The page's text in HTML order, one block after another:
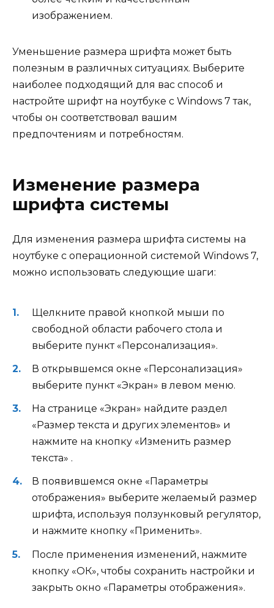
изображением.
Уменьшение размера шрифта может быть
полезным в различных ситуациях. Выберите
наиболее подходящий для вас способ и
настройте шрифт на ноутбуке с Windows 7 так,
чтобы он соответствовал вашим
предпочтениям и потребностям.
Изменение размера
шрифта системы
Для изменения размера шрифта системы на
ноутбуке с операционной системой Windows 7,
можно использовать следующие шаги:
Щелкните правой кнопкой мыши по
свободной области рабочего стола и
выберите пункт «Персонализация».
В открывшемся окне «Персонализация»
выберите пункт «Экран» в левом меню.
На странице «Экран» найдите раздел
«Размер текста и других элементов» и
нажмите на кнопку «Изменить размер
текста» .
В появившемся окне «Параметры
отображения» выберите желаемый размер
шрифта, используя ползунковый регулятор,
и нажмите кнопку «Применить».
После применения изменений, нажмите
кнопку «ОК», чтобы сохранить настройки и
закрыть окно «Параметры отображения».